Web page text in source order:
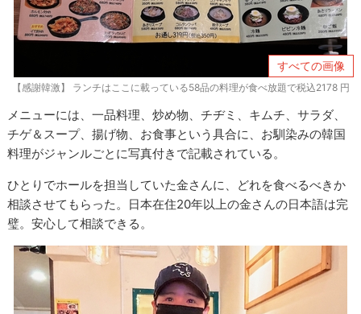
すべての画像
【感謝韓激】 ランチはここに載っている58品の料理が食べ放題で税込2178 円
メニューには、一品料理、炒め物、チヂミ、キムチ、サラダ、
チゲ＆スープ、揚げ物、お食事という具合に、お馴染みの韓国
料理がジャンルごとに写真付きで記載されている。
ひとりでホールを担当していた金さんに、どれを食べるべきか
相談させてもらった。日本在住20年以上の金さんの日本語は完
璧。安心して相談できる。